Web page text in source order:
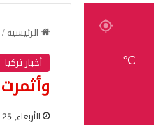
الرئيسية/
أخبار تركيا
الأربعاء, 25 أكتوبر, 2023
℃